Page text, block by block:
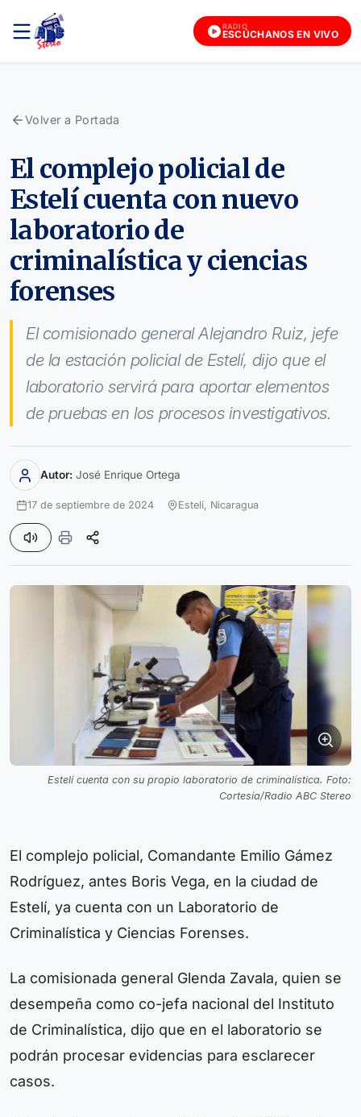
RADIO
ESCÚCHANOS EN VIVO
Volver a Portada
El complejo policial de
Estelí cuenta con nuevo
laboratorio de
criminalística y ciencias
forenses
El comisionado general Alejandro Ruiz, jefe
de la estación policial de Estelí, dijo que el
laboratorio servirá para aportar elementos
de pruebas en los procesos investigativos.
Autor: José Enrique Ortega
17 de septiembre de 2024 Estelí, Nicaragua
Estelí cuenta con su propio laboratorio de criminalística. Foto:
Cortesía/Radio ABC Stereo
El complejo policial, Comandante Emilio Gámez
Rodríguez, antes Boris Vega, en la ciudad de
Estelí, ya cuenta con un Laboratorio de
Criminalística y Ciencias Forenses.
La comisionada general Glenda Zavala, quien se
desempeña como co-jefa nacional del Instituto
de Criminalística, dijo que en el laboratorio se
podrán procesar evidencias para esclarecer
casos.